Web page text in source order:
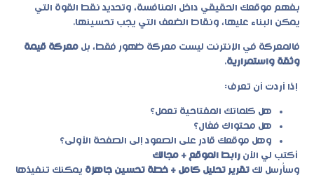
بفهم موقعك الحقيقي داخل المنافسة، وتحديد نقط القوة التي
يمكن البناء عليها، ونقاط الضعف التي يجب تحسينها.
فالمعركة في الإنترنت ليست معركة ظهور فقط، بل معركة قيمة
وثقة واستمرارية.
إذا أردت أن تعرف:
هل كلماتك المفتاحية تعمل؟
هل محتواك فعّال؟
وهل موقعك قادر على الصعود إلى الصفحة الأولى؟
أكتب لي الآن رابط الموقع + مجالك
وسأُرسل لك تقرير تحليل كامل + خطة تحسين جاهزة يمكنك تنفيذها